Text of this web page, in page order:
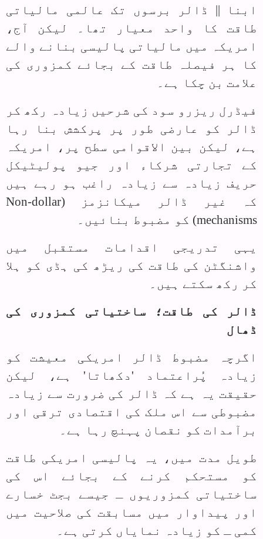
ابنا || ڈالر برسوں تک عالمی مالیاتی
طاقت کا واحد معیار تھا۔ لیکن آج،
امریکہ میں مالیاتی پالیسی بنانے والے
کا ہر فیصلہ طاقت کے بجائے کمزوری کی
علامت بن چکا ہے۔
فیڈرل ریزرو سود کی شرحیں زیادہ رکھ کر
ڈالر کو عارضی طور پر پرکشش بنا رہا
ہے، لیکن بین الاقوامی سطح پر، امریکہ
کے تجارتی شرکاء اور جیو پولیٹیکل
حریف زیادہ سے زیادہ راغب ہو رہے ہیں
کہ غیر ڈالر میکانزمز (Non-dollar
mechanisms) کو مضبوط بنائیں۔
یہی تدریجی اقدامات مستقبل میں
واشنگٹن کی طاقت کی ریڑھ کی ہڈی کو ہلا
کر رکھ سکتے ہیں۔
ڈالر کی طاقت؛ ساختیاتی کمزوری کی
ڈھال
اگرچہ مضبوط ڈالر امریکی معیشت کو
زیادہ پُراعتماد 'دکھاتا' ہے، لیکن
حقیقت یہ ہے کہ ڈالر کی ضرورت سے زیادہ
مضبوطی سے اس ملک کی اقتصادی ترقی اور
برآمدات کو نقصان پہنچ رہا ہے۔
طویل مدت میں، یہ پالیسی امریکی طاقت
کو مستحکم کرنے کے بجائے اس کی
ساختیاتی کمزوریوں ـ جیسے بجٹ خسارے
اور پیداوار میں مسابقت کی صلاحیت میں
کمی ـ کو زیادہ نمایاں کرتی ہے۔